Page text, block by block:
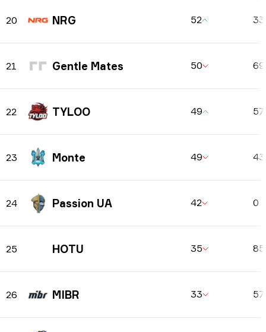
20 NRG 52
21 Gentle Mates 50
22 TYLOO 49
23 Monte 49
24 Passion UA 42 0
25 HOTU 35
26 MIBR 33